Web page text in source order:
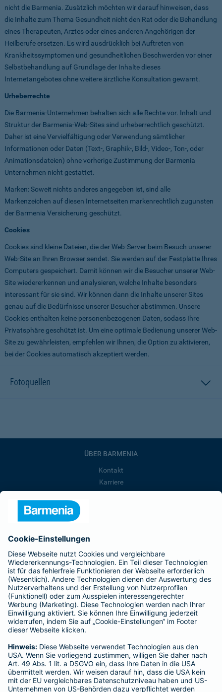
nicht die Barmenia. Zusätzlich möchten wir darauf hinweisen, dass
die Inhalte zum Thema Gesundheit nicht den Rat oder die Behandlung
eines Therapeuten, Arztes oder eines anderen Angehörigen der
Heilberufe ersetzen. Es wird ausdrücklich bei Auftreten von
Krankheitssymptomen und gesundheitlichen Beschwerden vor einer
Selbstbehandlung auf Grundlage der Inhalte dieses
Internetangebotes ohne weitere ärztliche Konsultation gewarnt.
Urheberrechte
Die Barmenia-Unternehmen behalten sich alle Rechte vor. Inhalt und
Struktur der Barmenia-Web-Sites sind urheberrechtlich geschützt.
Daher ist eine Vervielfältigung oder Verwendung sämtlicher
Informationen oder Daten (Text-, Graphik-, Bild-, Video-, Ton-, oder
Animationsdateien) ohne vorherige Zustimmung der Barmenia
Unternehmen nicht gestattet.
Marken: Soweit nichts anderes angegeben ist, sind alle
Markenzeichen auf diesen Internetseiten markenrechtlich zugunsten
der Barmenia Versicherung geschützt.
Cookies
Cookies sind kleine Dateien, die der Web-Server beim Besuch unserer
Web-Site an Ihren Browser sendet. Sie werden auf der Festplatte Ihres
Computers gespeichert. Damit können wir die Besucher unserer Web-
Site wiedererkennen und analysieren, welche Inhalte besonders
interessant für sie sind. Wir können dann die Inhalte unserer Sites
genau auf die Bedürfnisse unserer Besucher abstimmen. Unsere
Cookies enthalten keine personenbezogenen Daten, sodass Ihre
Privatsphäre geschützt ist. Um eine optimale Bedienung unserer Web-
Site zu gewährleisten, empfehlen wir Ihnen, die Option zu aktivieren,
bei der Cookies automatisch akzeptiert werden.
Fotoquellen
ÜBER BARMENIA
Kontakt
Karriere
Barmenia ist Teil der BarmeniaGothaer
BELIEBTE SEITEN
Kranken-Zusatzversicherung
Tierversicherungen
Haftpflichtversicherung
Hausratversicherung
Adresse ändern
Schaden melden
Kilometerstandsmeldung
Serviceübersicht